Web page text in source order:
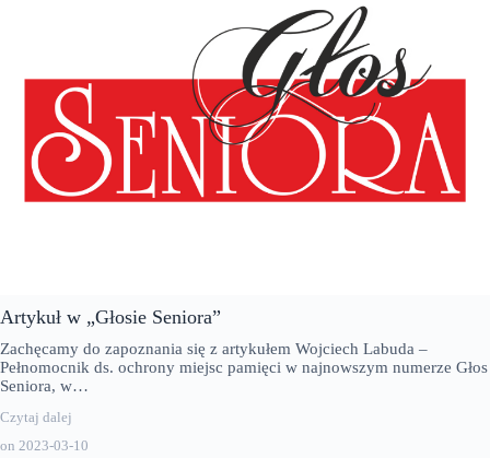
Artykuł w „Głosie Seniora”
on 2023-03-10
Zachęcamy do zapoznania się z artykułem Wojciech Labuda –
Pełnomocnik ds. ochrony miejsc pamięci w najnowszym numerze Głos
Seniora, w…
Czytaj dalej